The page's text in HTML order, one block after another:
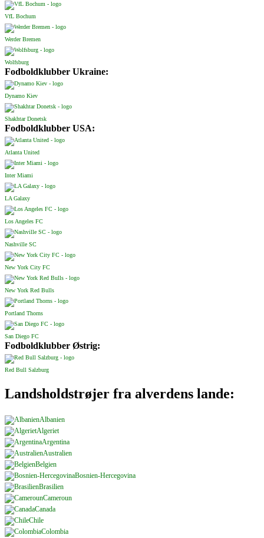
VfL Bochum
Werder Bremen
Wolfsburg
Fodboldklubber Ukraine:
Dynamo Kiev
Shakhtar Donetsk
Fodboldklubber USA:
Atlanta United
Inter Miami
LA Galaxy
Los Angeles FC
Nashville SC
New York City FC
New York Red Bulls
Portland Thorns
San Diego FC
Fodboldklubber Østrig:
Red Bull Salzburg
Landsholdstrøjer fra alverdens lande:
Albanien
Algeriet
Argentina
Australien
Belgien
Bosnien-Hercegovina
Brasilien
Cameroun
Canada
Chile
Colombia